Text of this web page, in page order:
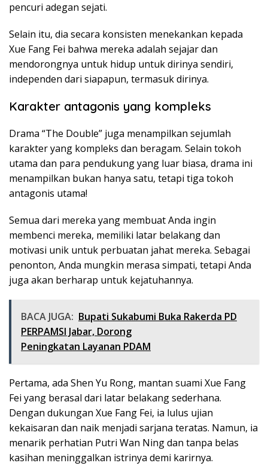
pencuri adegan sejati.
Selain itu, dia secara konsisten menekankan kepada
Xue Fang Fei bahwa mereka adalah sejajar dan
mendorongnya untuk hidup untuk dirinya sendiri,
independen dari siapapun, termasuk dirinya.
Karakter antagonis yang kompleks
Drama “The Double” juga menampilkan sejumlah
karakter yang kompleks dan beragam. Selain tokoh
utama dan para pendukung yang luar biasa, drama ini
menampilkan bukan hanya satu, tetapi tiga tokoh
antagonis utama!
Semua dari mereka yang membuat Anda ingin
membenci mereka, memiliki latar belakang dan
motivasi unik untuk perbuatan jahat mereka. Sebagai
penonton, Anda mungkin merasa simpati, tetapi Anda
juga akan berharap untuk kejatuhannya.
BACA JUGA: Bupati Sukabumi Buka Rakerda PD
PERPAMSI Jabar, Dorong
Peningkatan Layanan PDAM
Pertama, ada Shen Yu Rong, mantan suami Xue Fang
Fei yang berasal dari latar belakang sederhana.
Dengan dukungan Xue Fang Fei, ia lulus ujian
kekaisaran dan naik menjadi sarjana teratas. Namun, ia
menarik perhatian Putri Wan Ning dan tanpa belas
kasihan meninggalkan istrinya demi karirnya.